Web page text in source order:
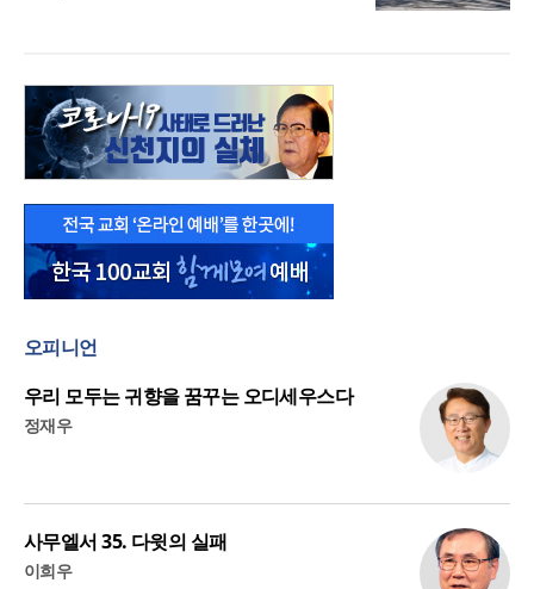
오피니언
우리 모두는 귀향을 꿈꾸는 오디세우스다
정재우
사무엘서 35. 다윗의 실패
이희우